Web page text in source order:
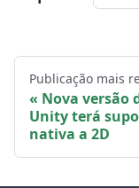
Publicação mais
Nova versão
Unity terá
nativa a 2D